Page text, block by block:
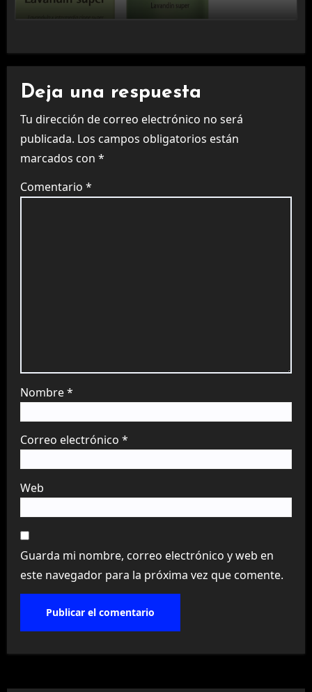
Deja una respuesta
Tu dirección de correo electrónico no será
publicada. Los campos obligatorios están
marcados con *
Comentario *
Nombre*
Correo electrónico *
Web
Guarda mi nombre, correo electrónico y web en
este navegador para la próxima vez que comente.